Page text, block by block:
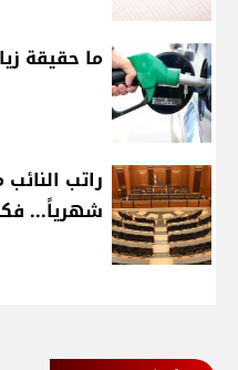
ما حقيقة
شهرياً...